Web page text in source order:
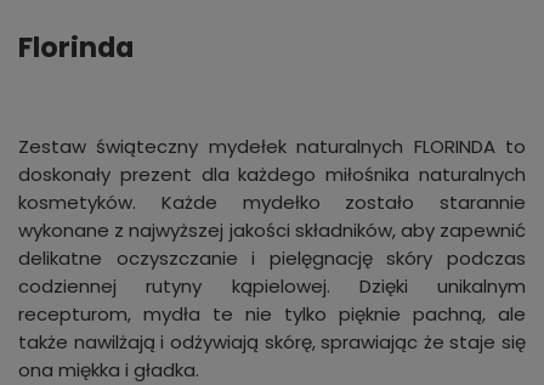
Florinda
Zestaw świąteczny mydełek naturalnych FLORINDA to
doskonały prezent dla każdego miłośnika naturalnych
kosmetyków. Każde mydełko zostało starannie
wykonane z najwyższej jakości składników, aby zapewnić
delikatne oczyszczanie i pielęgnację skóry podczas
codziennej rutyny kąpielowej. Dzięki unikalnym
recepturom, mydła te nie tylko pięknie pachną, ale
także nawilżają i odżywiają skórę, sprawiając że staje się
ona miękka i gładka.